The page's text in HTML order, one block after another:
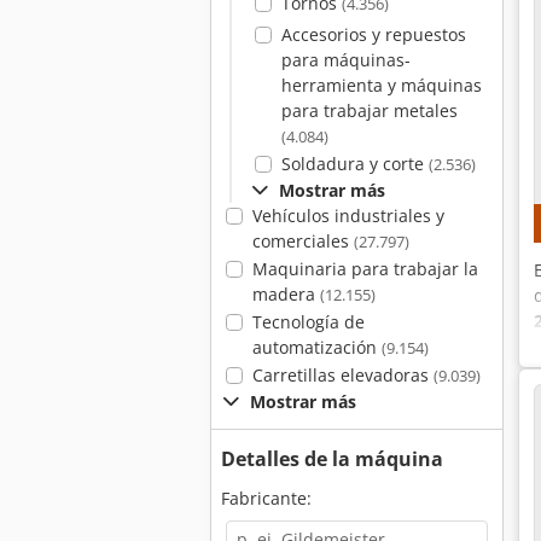
(4.356)
Accesorios y repuestos
para máquinas-
herramienta y máquinas
para trabajar metales
(4.084)
Soldadura y corte (2.536)
Mostrar más
Vehículos industriales y
comerciales (27.797)
Maquinaria para trabajar la
madera (12.155)
Tecnología de
automatización (9.154)
Carretillas elevadoras (9.039)
Mostrar más
Detalles de la máquina
Fabricante: